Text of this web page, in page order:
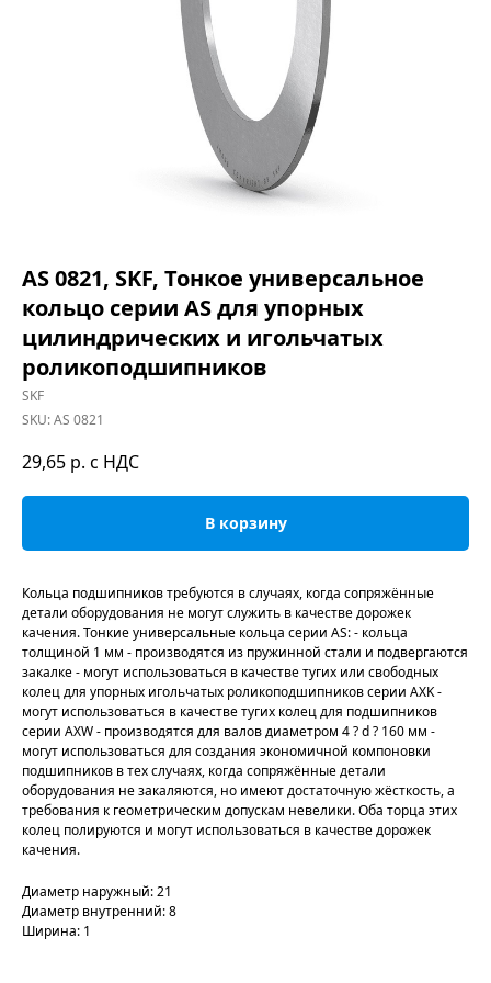
AS 0821, SKF, Тонкое универсальное
кольцо серии AS для упорных
цилиндрических и игольчатых
роликоподшипников
SKF
SKU:AS 0821
29,65 р. с НДС
В корзину
Кольца подшипников требуются в случаях, когда сопряжённые
детали оборудования не могут служить в качестве дорожек
качения. Тонкие универсальные кольца серии AS: - кольца
толщиной 1 мм - производятся из пружинной стали и подвергаются
закалке - могут использоваться в качестве тугих или свободных
колец для упорных игольчатых роликоподшипников серии AXK -
могут использоваться в качестве тугих колец для подшипников
серии AXW - производятся для валов диаметром 4 ? d ? 160 мм -
могут использоваться для создания экономичной компоновки
подшипников в тех случаях, когда сопряжённые детали
оборудования не закаляются, но имеют достаточную жёсткость, а
требования к геометрическим допускам невелики. Оба торца этих
колец полируются и могут использоваться в качестве дорожек
качения.
Диаметр наружный: 21
Диаметр внутренний: 8
Ширина: 1